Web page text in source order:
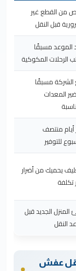
من القطع غير
قبل النقل
الموعد مسبقًا
الرحلات المكوكية
الشركة مسبقًا
المعدات
أيام منتصف
للتوفير
يحميك من أضرار
تكلفة
المنزل الجديد قبل
النقل
نقل عفش